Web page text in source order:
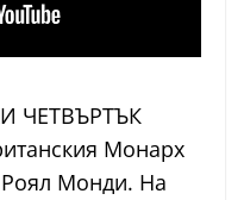
ЧЕТВЪРТЪК
Монарх
Роял Монди. На